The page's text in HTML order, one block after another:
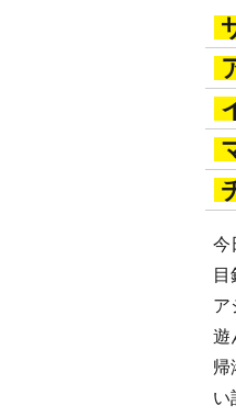
今
ア
遊
帰
い